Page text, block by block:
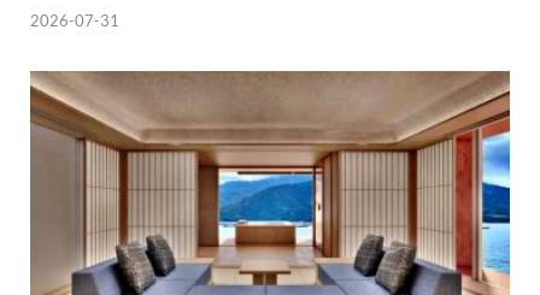
2026-07-31